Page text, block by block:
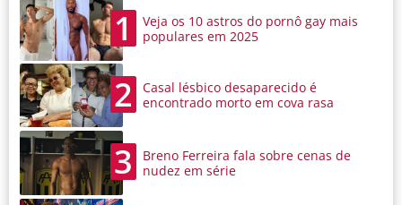
1
Veja os 10 astros do pornô gay mais
populares em 2025
2
Casal lésbico desaparecido é
encontrado morto em cova rasa
3
Breno Ferreira fala sobre cenas de
nudez em série